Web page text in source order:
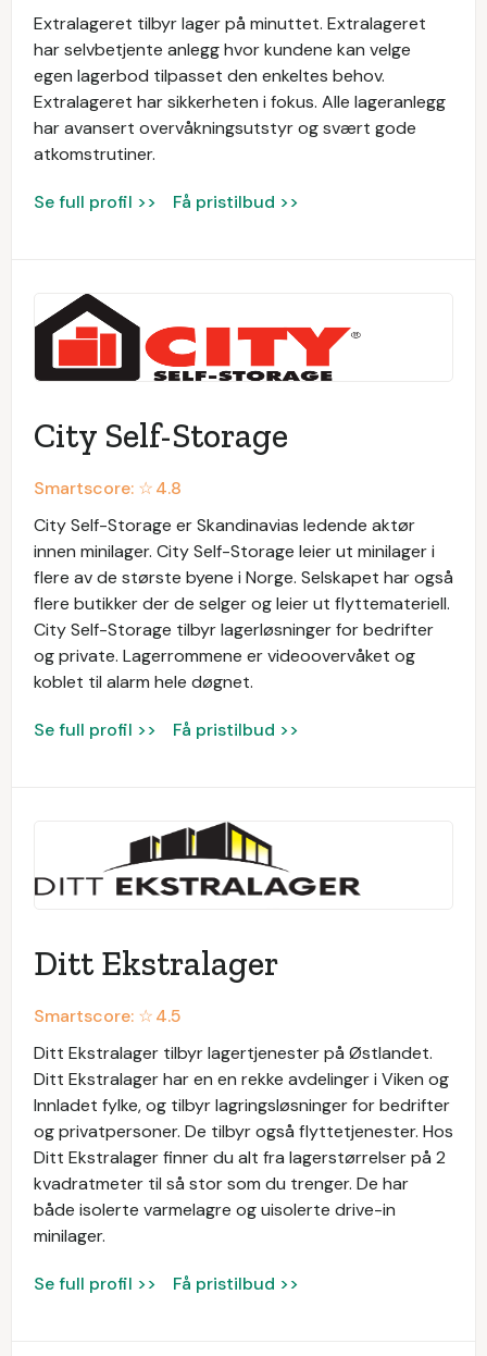
Extralageret tilbyr lager på minuttet. Extralageret
har selvbetjente anlegg hvor kundene kan velge
egen lagerbod tilpasset den enkeltes behov.
Extralageret har sikkerheten i fokus. Alle lageranlegg
har avansert overvåkningsutstyr og svært gode
atkomstrutiner.
Se full profil >> Få pristilbud >>
City Self-Storage
Smartscore: ☆4.8
City Self-Storage er Skandinavias ledende aktør
innen minilager. City Self-Storage leier ut minilager i
flere av de største byene i Norge. Selskapet har også
flere butikker der de selger og leier ut flyttemateriell.
City Self-Storage tilbyr lagerløsninger for bedrifter
og private. Lagerrommene er videoovervåket og
koblet til alarm hele døgnet.
Se full profil >> Få pristilbud >>
Ditt Ekstralager
Smartscore: ☆4.5
Ditt Ekstralager tilbyr lagertjenester på Østlandet.
Ditt Ekstralager har en en rekke avdelinger i Viken og
Innladet fylke, og tilbyr lagringsløsninger for bedrifter
og privatpersoner. De tilbyr også flyttetjenester. Hos
Ditt Ekstralager finner du alt fra lagerstørrelser på 2
kvadratmeter til så stor som du trenger. De har
både isolerte varmelagre og uisolerte drive-in
minilager.
Se full profil >> Få pristilbud >>